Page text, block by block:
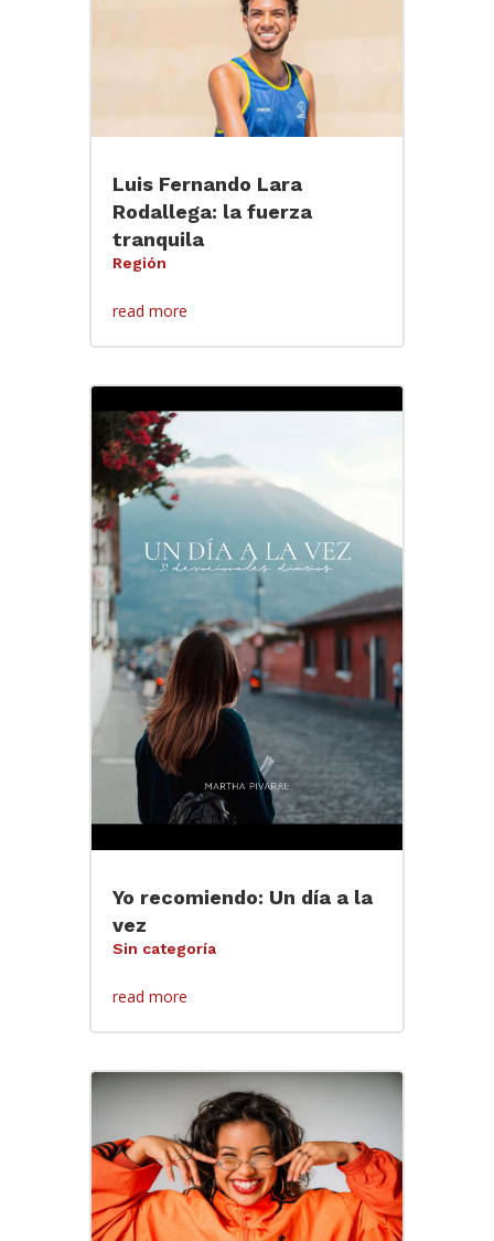
Luis Fernando Lara
Rodallega: la fuerza
tranquila
Región
read more
Yo recomiendo: Un día a la
vez
Sin categoría
read more